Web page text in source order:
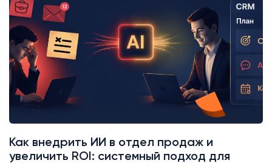
Как внедрить ИИ в отдел продаж и
увеличить ROI: системный подход для